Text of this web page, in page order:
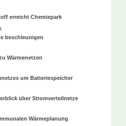
erreicht Chemiepark
beschleunigen
Wärmenetzen
um Batteriespeicher
über Stromverteilnetze
Wärmeplanung